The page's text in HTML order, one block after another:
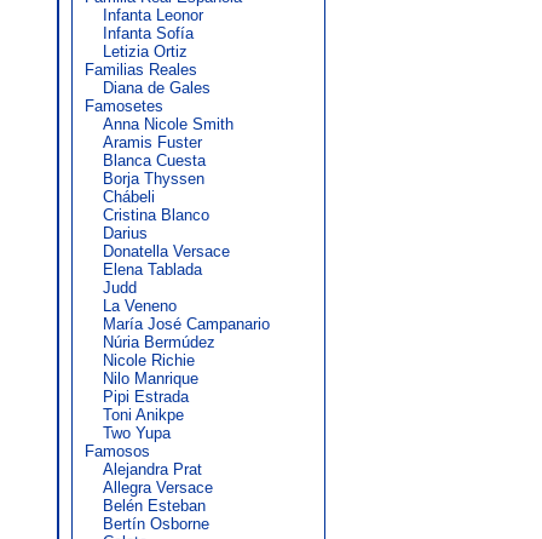
Infanta Leonor
Infanta Sofía
Letizia Ortiz
Familias Reales
Diana de Gales
Famosetes
Anna Nicole Smith
Aramis Fuster
Blanca Cuesta
Borja Thyssen
Chábeli
Cristina Blanco
Darius
Donatella Versace
Elena Tablada
Judd
La Veneno
María José Campanario
Núria Bermúdez
Nicole Richie
Nilo Manrique
Pipi Estrada
Toni Anikpe
Two Yupa
Famosos
Alejandra Prat
Allegra Versace
Belén Esteban
Bertín Osborne